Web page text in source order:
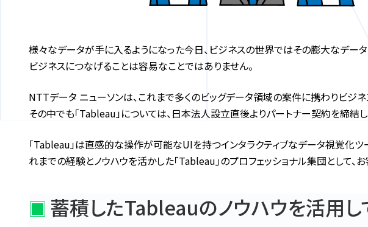
様々なデータが手に入るようになった今日、ビジネスの世界ではその膨大なデー
ビジネスにつなげることは容易なことではありません。
NTTデータ ニューソンは、これまで多くのビッグデータ領域の案件に携わりビジ
その中でも「Tableau」については、日本法人設立直後よりパートナー契約を締
「Tableau」は直感的な操作が可能なUIを持つインタラクティブなデータ視覚化
れまでの経験とノウハウを活かした「Tableau」のプロフェッショナル集団として、
蓄積したTableauのノウハウを活用